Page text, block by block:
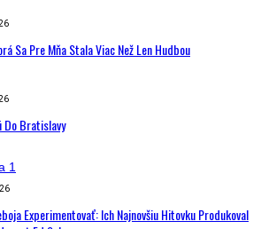
Sa Pre Mňa Stala Viac Než Len Hudbou
Do Bratislavy
Experimentovať: Ich Najnovšiu Hitovku Produkoval